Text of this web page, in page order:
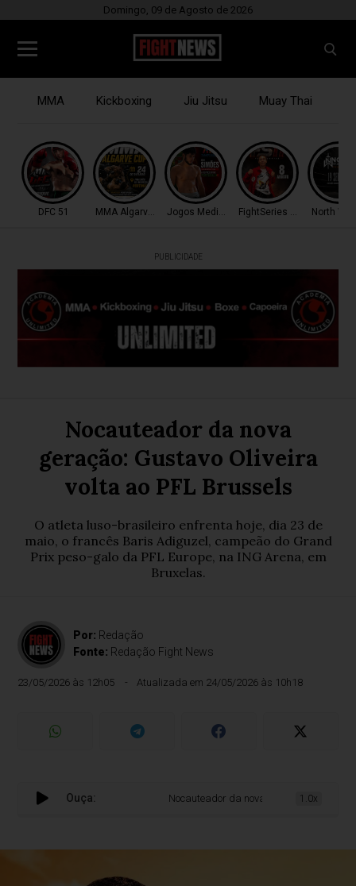
Domingo, 09 de Agosto de 2026
MMA Kickboxing Jiu Jitsu Muay Thai
DFC 51 MMA Algarve CupJogos MediterrâneoFightSeries 11 North
PUBLICIDADE
Nocauteador da nova
geração: Gustavo Oliveira
volta ao PFL Brussels
O atleta luso-brasileiro enfrenta hoje, dia 23 de
maio, o francês Baris Adiguzel, campeão do Grand
Prix peso-galo da PFL Europe, na ING Arena, em
Bruxelas.
Por: Redação
Fonte: Redação Fight News
23/05/2026 às 12h05 Atualizada em 24/05/2026 às 10h18
Ouça: Nocauteador da nova geração: Gustavo
1.0x